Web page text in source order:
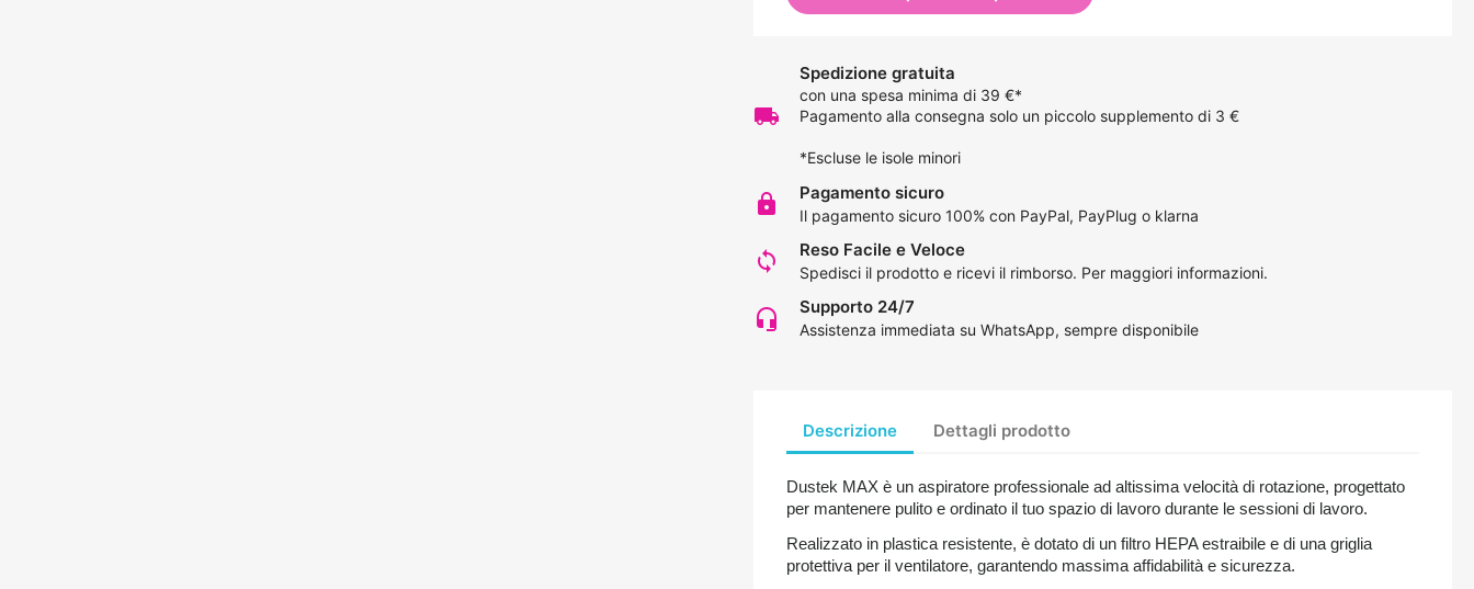
local_shipping
Spedizione gratuita
con una spesa minima di 39 €*
Pagamento alla consegna solo un piccolo supplemento di 3 €
*Escluse le isole minori
lock Pagamento sicuro
Il pagamento sicuro 100% con PayPal, PayPlug o klarna
loop Reso Facile e Veloce
Spedisci il prodotto e ricevi il rimborso. Per maggiori informazioni.
headset_mic Supporto 24/7
Assistenza immediata su WhatsApp, sempre disponibile
Descrizione Dettagli prodotto
Dustek MAX è un aspiratore professionale ad altissima velocità di rotazione, progettato
per mantenere pulito e ordinato il tuo spazio di lavoro durante le sessioni di lavoro.
Realizzato in plastica resistente, è dotato di un filtro HEPA estraibile e di una griglia
protettiva per il ventilatore, garantendo massima affidabilità e sicurezza.